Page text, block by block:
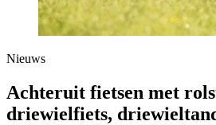
Nieuws
Achteruit fietsen met
driewielfiets,